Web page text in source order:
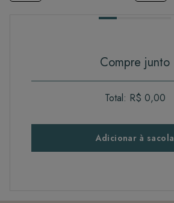
Compre junto
Total: R$ 0,00
Adicionar à sacola